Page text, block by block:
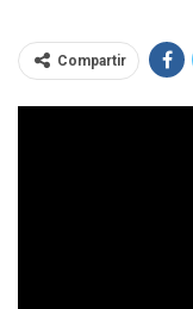
Compartir